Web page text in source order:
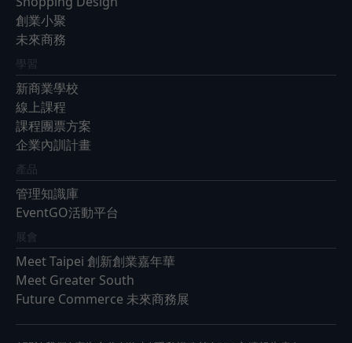
創業小聚
未來商務
學習
新商業學校
線上課程
課程團票方案
企業內訓計畫
產品
管理知識庫
EventGO活動平台
展會
Meet Taipei 創新創業嘉年華
Meet Greater South
Future Commerce 未來商務展